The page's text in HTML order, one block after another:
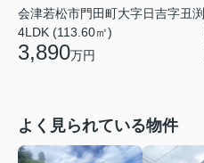
会津若松市門田町大字日吉字丑渕
4LDK (113.60㎡)
3,890万円
よく見られている物件